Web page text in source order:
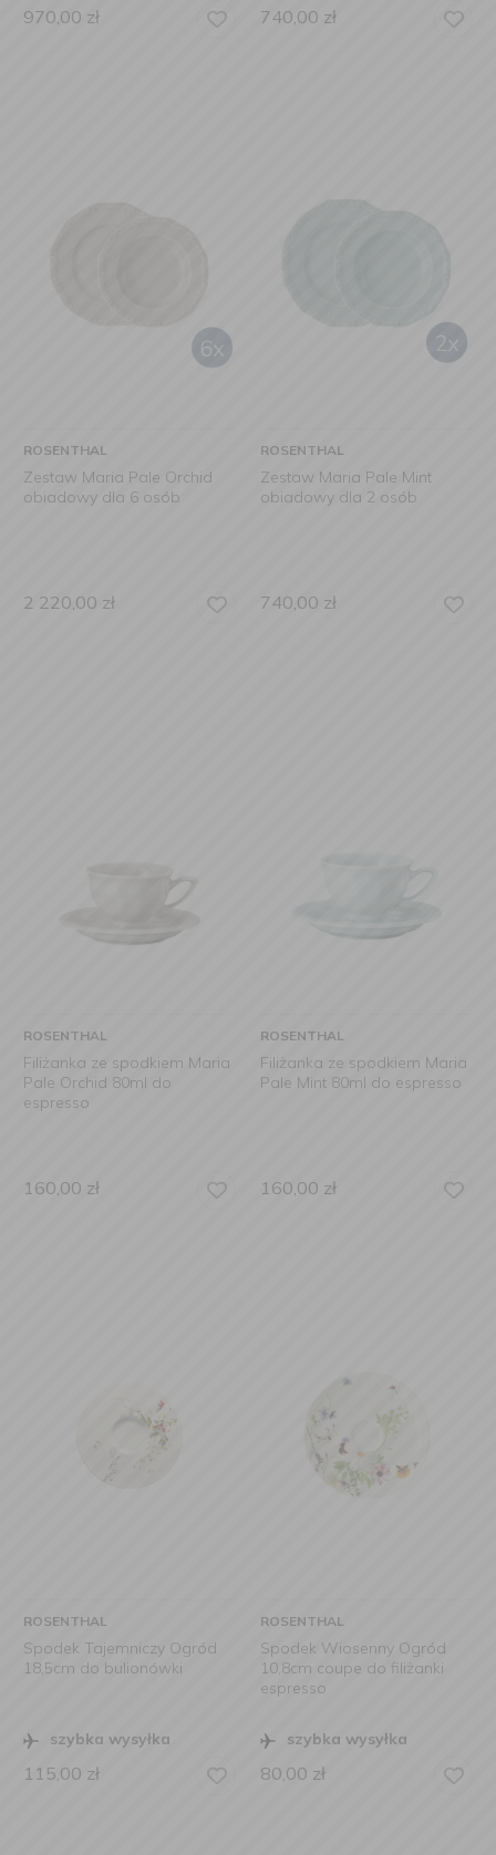
970,00 zł 740,00 zł
ROSENTHAL
Zestaw Maria Pale Orchid
obiadowy dla 6 osób
2 220,00 zł
ROSENTHAL
Zestaw Maria Pale Mint
obiadowy dla 2 osób
740,00 zł
ROSENTHAL
Filiżanka ze spodkiem Maria
Pale Orchid 80ml do
espresso
160,00 zł
ROSENTHAL
Filiżanka ze spodkiem Maria
Pale Mint 80ml do espresso
160,00 zł
ROSENTHAL
Spodek Tajemniczy Ogród
18,5cm do bulionówki
szybka wysyłka
115,00 zł
ROSENTHAL
Spodek Wiosenny Ogród
10,8cm coupe do filiżanki
espresso
szybka wysyłka
80,00 zł